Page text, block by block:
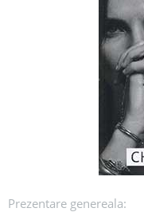
Prezentare genereala: